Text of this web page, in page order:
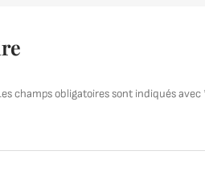
champs obligatoires sont indiqués avec